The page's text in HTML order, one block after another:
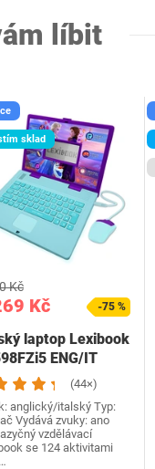
líbit
sklad
Kč
Kč
-75 %
laptop Lexibook
ENG/IT
(44×)
anglický/italský Typ:
Vydává zvuky: ano
vzdělávací
se 124 aktivitami